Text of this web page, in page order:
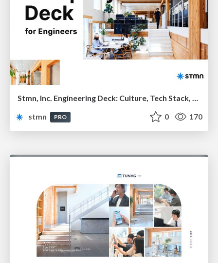
Stmn, Inc. Engineering Deck: Culture, Tech Stack, and Our "Product Engineer" Mindset
stmn
PRO 0 170